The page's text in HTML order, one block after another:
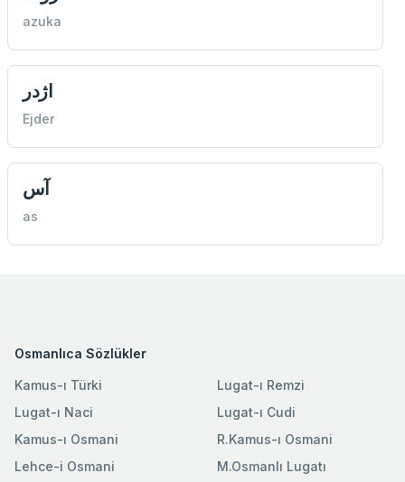
azuka
اژدر
Ejder
آس
as
Osmanlıca Sözlükler
Kamus-ı Türki
Lugat-ı Naci
Kamus-ı Osmani
Lehce-i Osmani
Lugat-ı Remzi
Lugat-ı Cudi
R.Kamus-ı Osmani
M.Osmanlı Lugatı